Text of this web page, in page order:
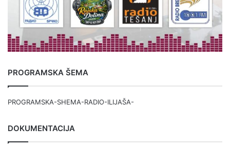
PROGRAMSKA ŠEMA
PROGRAMSKA-SHEMA-RADIO-ILIJAŠA-
DOKUMENTACIJA